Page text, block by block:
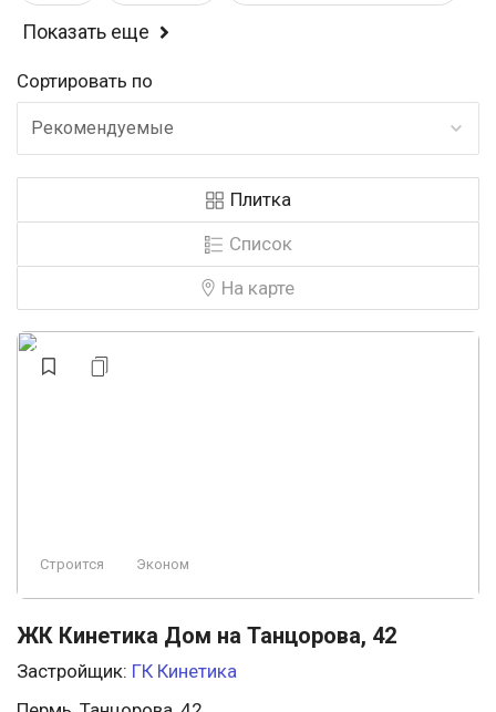
Балкон или лоджия
Детские площадки Детский садик
Школа Эконом Рядом с парком
Закрытая территория Строится
Панорамные окна Видеонаблюдение
У воды У леса Аптеки Консьерж
Ландшафтный дизайн
Показать еще
Сортировать по
Рекомендуемые
Плитка
Список
На карте
Строится Эконом
ЖК Кинетика Дом на Танцорова, 42
Застройщик: ГК Кинетика